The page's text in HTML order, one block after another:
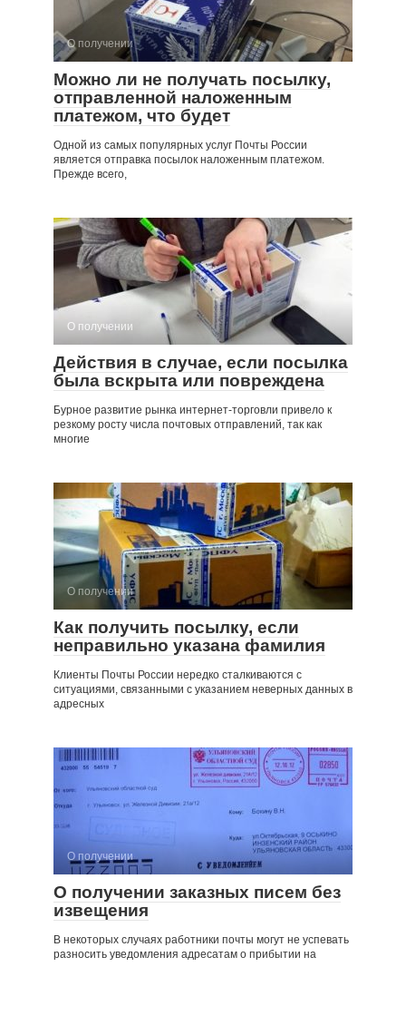
О получении
Можно ли не получать посылку,
отправленной наложенным
платежом, что будет
Одной из самых популярных услуг Почты России
является отправка посылок наложенным платежом.
Прежде всего,
О получении
Действия в случае, если посылка
была вскрыта или повреждена
Бурное развитие рынка интернет-торговли привело к
резкому росту числа почтовых отправлений, так как
многие
О получении
Как получить посылку, если
неправильно указана фамилия
Клиенты Почты России нередко сталкиваются с
ситуациями, связанными с указанием неверных данных в
адресных
О получении
О получении заказных писем без
извещения
В некоторых случаях работники почты могут не успевать
разносить уведомления адресатам о прибытии на